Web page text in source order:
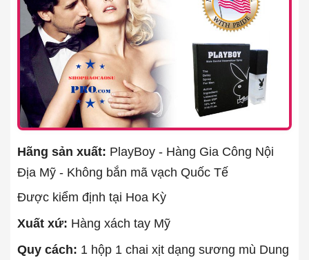
Hãng sản xuất: PlayBoy - Hàng Gia Công Nội
Địa Mỹ - Không bắn mã vạch Quốc Tế
Được kiểm định tại Hoa Kỳ
Xuất xứ: Hàng xách tay Mỹ
Quy cách: 1 hộp 1 chai xịt dạng sương mù Dung